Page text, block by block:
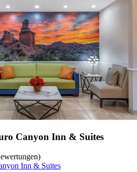
Canyon Inn & Suites
Inn & Suites